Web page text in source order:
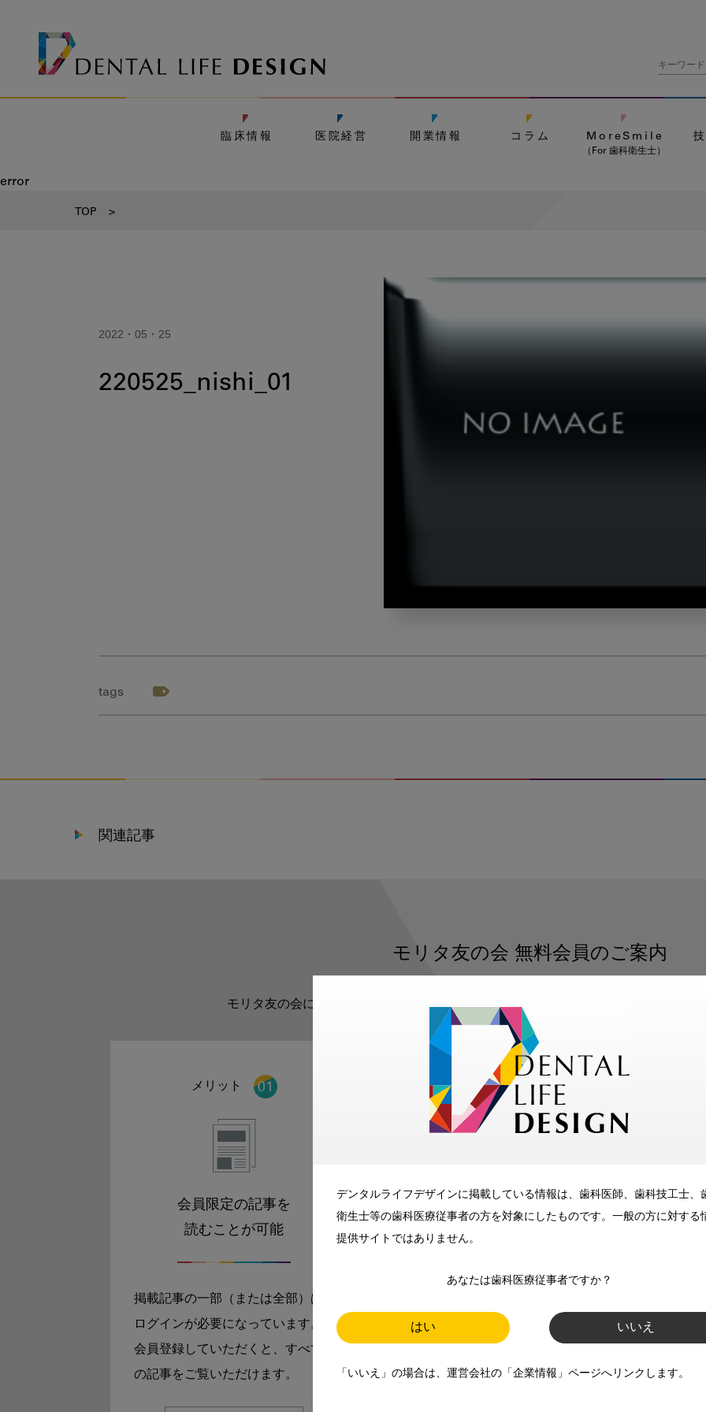
デンタルライフデザインに掲載している情報は、歯科医師、歯科技工士、
衛生士等の歯科医療従事者の方を対象にしたものです。一般の方に対する
提供サイトではありません。
あなたは歯科医療従事者ですか？
はい いいえ
「いいえ」の場合は、運営会社の「企業情報」ページへリンクします。
臨床情報 医院経営 開業情報 コラム MoreSmile
（For 歯科衛生士）
error
TOP >
2022・05・25
220525_nishi_01
tags
関連記事
モリタ友の会 無料会員のご案内
モリタ友の会に登録いただくと、デンタルライフデザインをもっと便利にご利用い
メリット
会員限定の記事を
読むことが可能
掲載記事の一部（または全部）は
ログインが必要になっています。
会員登録していただくと、すべて
の記事をご覧いただけます。
メリット
メールマガジンでお届け
師、歯科衛生士、歯科技工士）に
お届けします。